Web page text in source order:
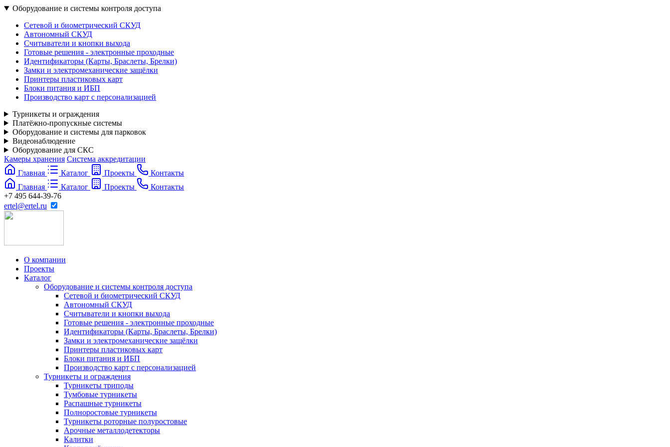
Оборудование и системы контроля доступа
Сетевой и биометрический СКУД
Автономный СКУД
Считыватели и кнопки выхода
Готовые решения - электронные проходные
Идентификаторы (Карты, Браслеты, Брелки)
Замки и электромеханические защёлки
Принтеры пластиковых карт
Блоки питания и ИБП
Производство карт с персонализацией
Турникеты и ограждения
Платёжно-пропускные системы
Оборудование и системы для парковок
Видеонаблюдение
Оборудование для СКС
Камеры хранения Система аккредитации
Главная
Каталог Проекты
Контакты
Главная
Каталог Проекты
Контакты
+7 495 644-39-76
ertel@ertel.ru
О компании
Проекты
Каталог
Оборудование и системы контроля доступа
Сетевой и биометрический СКУД
Автономный СКУД
Считыватели и кнопки выхода
Готовые решения - электронные проходные
Идентификаторы (Карты, Браслеты, Брелки)
Замки и электромеханические защёлки
Принтеры пластиковых карт
Блоки питания и ИБП
Производство карт с персонализацией
Турникеты и ограждения
Турникеты триподы
Тумбовые турникеты
Распашные турникеты
Полноростовые турникеты
Турникеты роторные полуростовые
Арочные металлодетекторы
Калитки